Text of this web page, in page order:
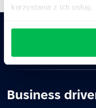
korzystania z ich usług.
Zapytaj AI o
ChatGPT
Business